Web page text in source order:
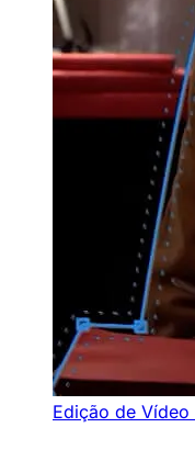
Edição de Vídeo